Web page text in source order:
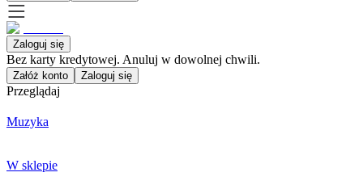
Zaloguj się
Bez karty kredytowej. Anuluj w dowolnej chwili.
Załóż konto Zaloguj się
Przeglądaj
Muzyka
W sklepie